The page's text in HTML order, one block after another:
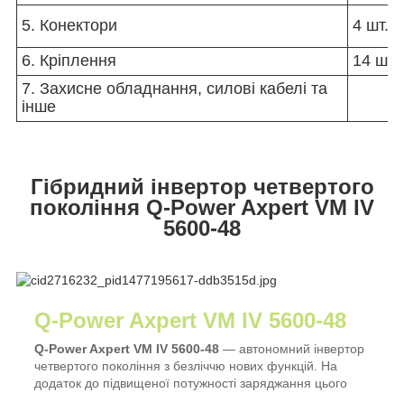
5. Конектори
4 шт.
6. Кріплення
14 шт.
7. Захисне обладнання, силові кабелі та
інше
Гібридний інвертор четвертого
покоління Q-Power Axpert VM IV
5600-48
Q-Power Axpert VM IV 5600-48
Q-Power Axpert VM IV 5600-48 — автономний інвертор
четвертого покоління з безліччю нових функцій. На
додаток до підвищеної потужності заряджання цього